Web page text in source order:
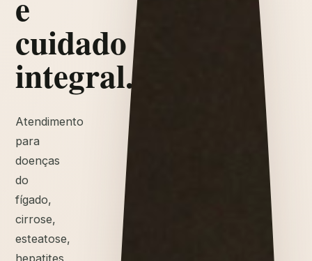
cuidado
integral.
Atendimento
para
doenças
do
fígado,
cirrose,
esteatose,
hepatites